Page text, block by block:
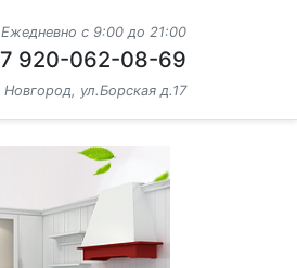
Ежедневно с 9:00 до 21:00
920-062-08-69
ул.Борская д.17